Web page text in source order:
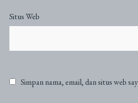
Situs Web
Simpan nama, email, dan situs web